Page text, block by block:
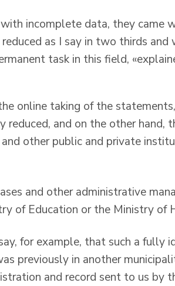
with incomplete data, they
as I say in two thirds
task in this field,
online taking of the
reduced, and on the other hand,
other public and private
and other administrative
of Education or the Ministry of
for example, that such a fully
previously in another
and record sent to us by